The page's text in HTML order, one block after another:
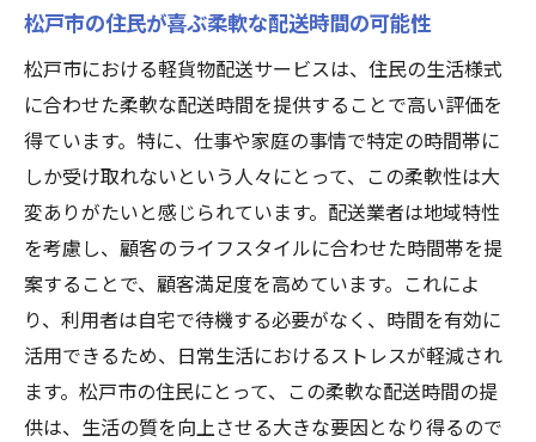
松戸市における軽貨物の社会貢献活動
地域の安全を守る軽貨物配送の取り組み
高齢者や子育て世帯への特化サービス
松戸市の防災対策における軽貨物の役割
地域社会の一員としての軽貨物事業者の責
任
松戸市での軽貨物サービスがもたらす日常生活
への影響
軽貨物配送がもたらす日常生活の利便性向
上
松戸市住民が享受する配送サービスのメリ
松戸市の住民が喜ぶ柔軟な配送時間の可能性
松戸市における軽貨物配送サービスは、住民の生活様式
に合わせた柔軟な配送時間を提供することで高い評価を
得ています。特に、仕事や家庭の事情で特定の時間帯に
しか受け取れないという人々にとって、この柔軟性は大
変ありがたいと感じられています。配送業者は地域特性
を考慮し、顧客のライフスタイルに合わせた時間帯を提
案することで、顧客満足度を高めています。これによ
り、利用者は自宅で待機する必要がなく、時間を有効に
活用できるため、日常生活におけるストレスが軽減され
ます。松戸市の住民にとって、この柔軟な配送時間の提
供は、生活の質を向上させる大きな要因となり得るので